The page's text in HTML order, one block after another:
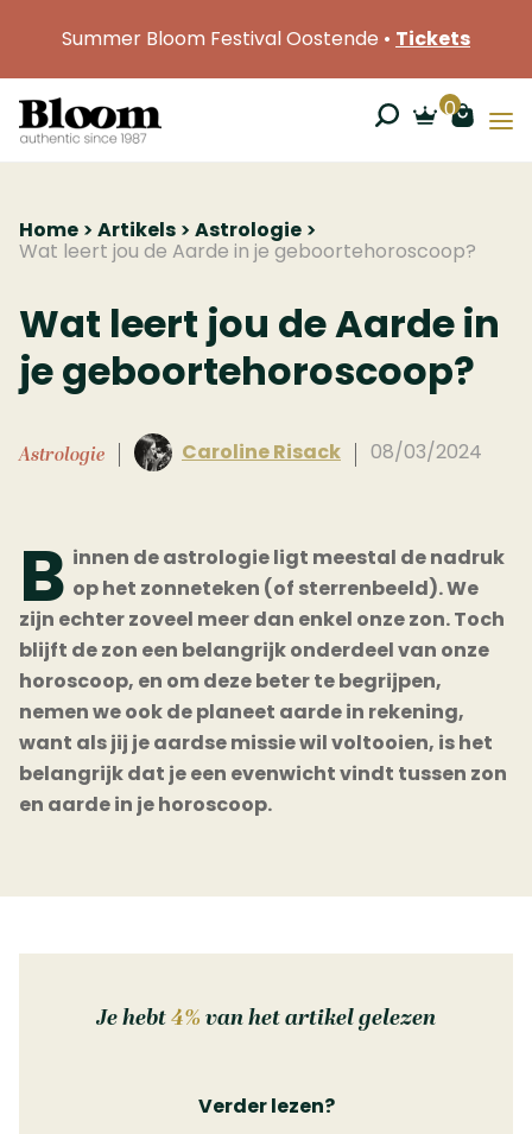
Summer Bloom Festival Oostende • Tickets
0
Home Artikels Astrologie
Wat leert jou de Aarde in je geboortehoroscoop?
Wat leert jou de Aarde in
je geboortehoroscoop?
Astrologie Caroline Risack 08/03/2024
B innen de astrologie ligt meestal de nadruk
op het zonneteken (of sterrenbeeld). We
zijn echter zoveel meer dan enkel onze zon. Toch
blijft de zon een belangrijk onderdeel van onze
horoscoop, en om deze beter te begrijpen,
nemen we ook de planeet aarde in rekening,
want als jij je aardse missie wil voltooien, is het
belangrijk dat je een evenwicht vindt tussen zon
en aarde in je horoscoop.
Je hebt4%van het artikel gelezen
Verder lezen?